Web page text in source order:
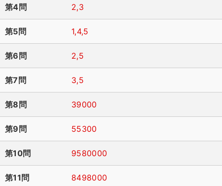
第4問 2,3
第5問 1,4,5
第6問 2,5
第7問 3,5
第8問 39000
第9問 55300
第10問 9580000
第11問 8498000